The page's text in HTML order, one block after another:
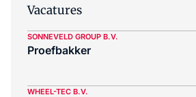
Vacatures
SONNEVELD GROUP B.V.
Proefbakker
WHEEL-TEC B.V.